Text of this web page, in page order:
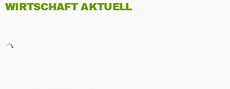
WIRTSCHAFT AKTUELL